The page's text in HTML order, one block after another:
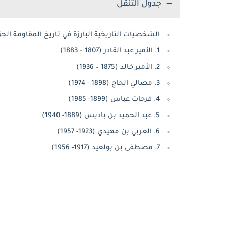
جدول التنقل
الشخصيات التاريخية البارزة في تاريخ المقاومة
1. الأمير عبد القادر (1807 – 1883)
2. الأمير خالد (1875 – 1936)
3. مصالي الحاج (1898 - 1974)
4. فرحات عباس (1899- 1985)
5. عبد الحميد بن باديس (1889- 1940)
6. العربي بن مهيدي (1923- 1957)
7. مصطفى بن بولعيد (1917- 1956)